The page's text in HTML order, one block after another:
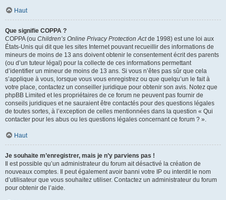
Haut
Que signifie COPPA ?
COPPA (ou Children’s Online Privacy Protection Actde 1998) est une loi aux
États-Unis qui dit que les sites Internet pouvant recueillir des informations de
mineurs de moins de 13 ans doivent obtenir le consentement écrit des parents
(ou d’un tuteur légal) pour la collecte de ces informations permettant
d’identifier un mineur de moins de 13 ans. Si vous n’êtes pas sûr que cela
s’applique à vous, lorsque vous vous enregistrez ou que quelqu’un le fait à
votre place, contactez un conseiller juridique pour obtenir son avis. Notez que
phpBB Limited et les propriétaires de ce forum ne peuvent pas fournir de
conseils juridiques et ne sauraient être contactés pour des questions légales
de toutes sortes, à l’exception de celles mentionnées dans la question « Qui
contacter pour les abus ou les questions légales concernant ce forum ? ».
Haut
Je souhaite m’enregistrer, mais je n’y parviens pas !
Il est possible qu’un administrateur du forum ait désactivé la création de
nouveaux comptes. Il peut également avoir banni votre IP ou interdit le nom
d’utilisateur que vous souhaitez utiliser. Contactez un administrateur du forum
pour obtenir de l’aide.